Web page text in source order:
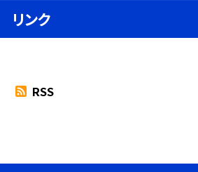
リンク
RSS